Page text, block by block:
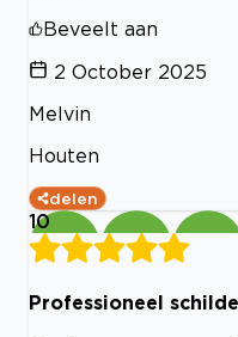
Beveelt aan
2 October 2025
Melvin
Houten
delen
10
Professioneel